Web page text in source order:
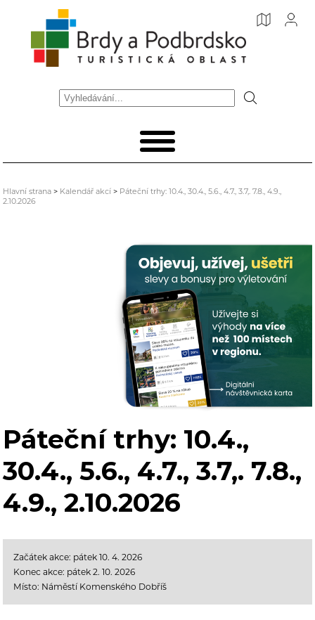
Hlavní strana > Kalendář akcí > Páteční trhy: 10.4., 30.4., 5.6., 4.7., 3.7,. 7.8., 4.9.,
2.10.2026
Páteční trhy: 10.4.,
30.4., 5.6., 4.7., 3.7,. 7.8.,
4.9., 2.10.2026
Začátek akce: pátek 10. 4. 2026
Konec akce: pátek 2. 10. 2026
Místo: Náměstí Komenského Dobříš